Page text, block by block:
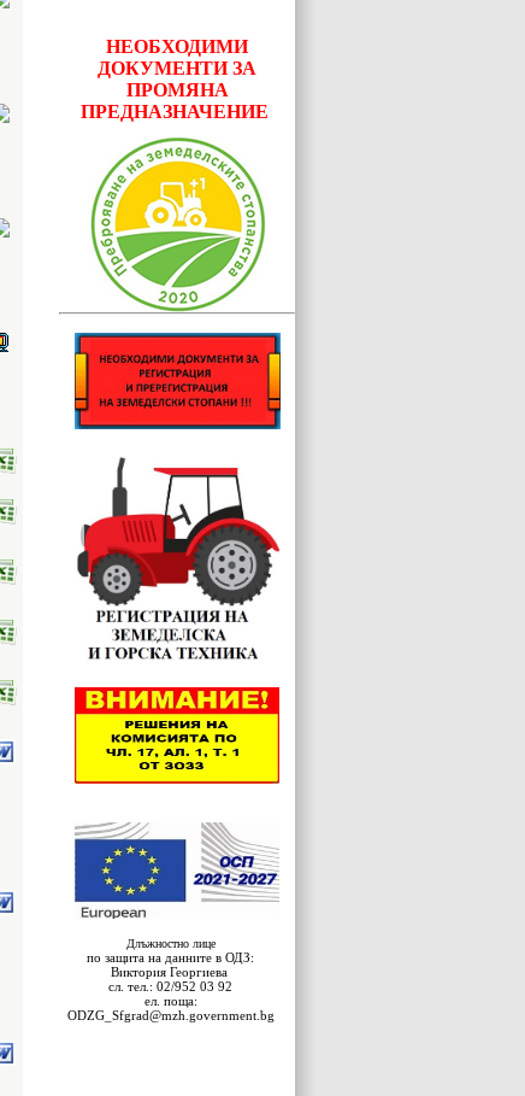
НЕОБХОДИМИ
ДОКУМЕНТИ ЗА
ПРОМЯНА
ПРЕДНАЗНАЧЕНИЕ
Длъжностно лице
по защита на данните в ОДЗ:
Виктория Георгиева
сл. тел.: 02/952 03 92
ел. поща:
ODZG_Sfgrad@mzh.government.bg